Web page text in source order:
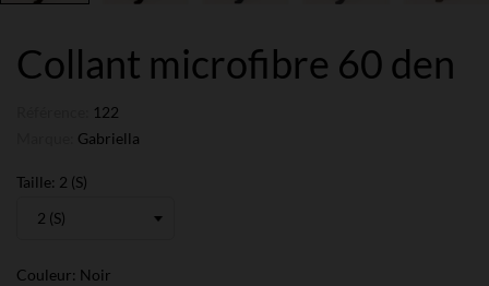
Collant microfibre 60 den
122
Gabriella
Taille: 2 (S)
Couleur: Noir